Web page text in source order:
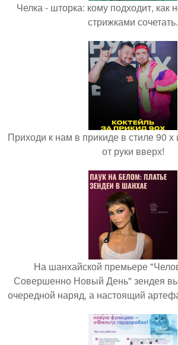
Челка - шторка: кому подходит, как
стрижками сочетать.
Приходи к нам в прикиде в стиле 90 х
от руки вверх!
На шанхайской премьере
Совершенно Новый День" зендея
очередной наряд, а настоящий